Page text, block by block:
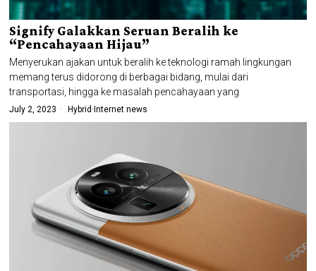
Signify Galakkan Seruan Beralih ke
“Pencahayaan Hijau”
Menyerukan ajakan untuk beralih ke teknologi ramah lingkungan
memang terus didorong di berbagai bidang, mulai dari
transportasi, hingga ke masalah pencahayaan yang
July 2, 2023 Hybrid · Internet news